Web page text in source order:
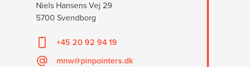
Niels Hansens Vej 29
5700 Svendborg
+45 20 92 94 19
mnw@pinpointers.dk